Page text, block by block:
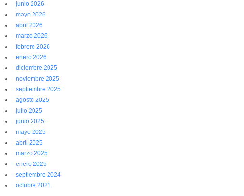
junio 2026
mayo 2026
abril 2026
marzo 2026
febrero 2026
enero 2026
diciembre 2025
noviembre 2025
septiembre 2025
agosto 2025
julio 2025
junio 2025
mayo 2025
abril 2025
marzo 2025
enero 2025
septiembre 2024
octubre 2021